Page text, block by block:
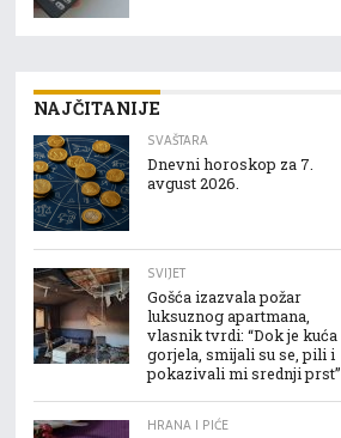
NAJČITANIJE
SVAŠTARA
Dnevni horoskop za 7.
avgust 2026.
SVIJET
Gošća izazvala požar
luksuznog apartmana,
vlasnik tvrdi: “Dok je kuća
gorjela, smijali su se, pili i
pokazivali mi srednji prst”
HRANA I PIĆE